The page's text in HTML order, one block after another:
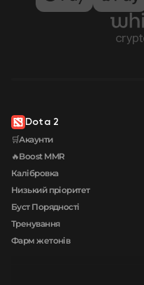
Dota 2
🛒Акаунти
🔥Boost MMR
Калібровка
Низький пріоритет
Буст Порядності
Тренування
Фарм жетонів